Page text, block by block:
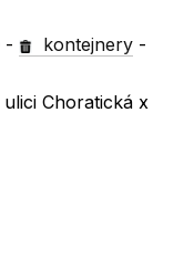
- kontejnery -
Choratická x